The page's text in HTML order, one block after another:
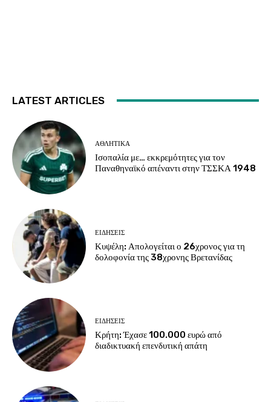
LATEST ARTICLES
ΑΘΛΗΤΙΚΑ
Ισοπαλία με… εκκρεμότητες για τον
Παναθηναϊκό απέναντι στην ΤΣΣΚΑ 1948
ΕΙΔΗΣΕΙΣ
Κυψέλη: Απολογείται ο 26χρονος για τη
δολοφονία της 38χρονης Βρετανίδας
ΕΙΔΗΣΕΙΣ
Κρήτη: Έχασε 100.000 ευρώ από
διαδικτυακή επενδυτική απάτη